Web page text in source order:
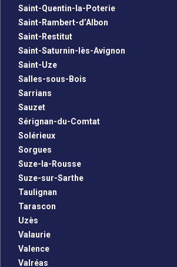
Saint-Quentin-la-Poterie
Saint-Rambert-d’Albon
Saint-Restitut
Saint-Saturnin-lès-Avignon
Saint-Uze
Salles-sous-Bois
Sarrians
Sauzet
Sérignan-du-Comtat
Solérieux
Sorgues
Suze-la-Rousse
Suze-sur-Sarthe
Taulignan
Tarascon
Uzès
Valaurie
Valence
Valréas